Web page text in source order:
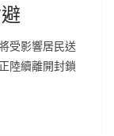
受影響居民送
陸續離開封鎖